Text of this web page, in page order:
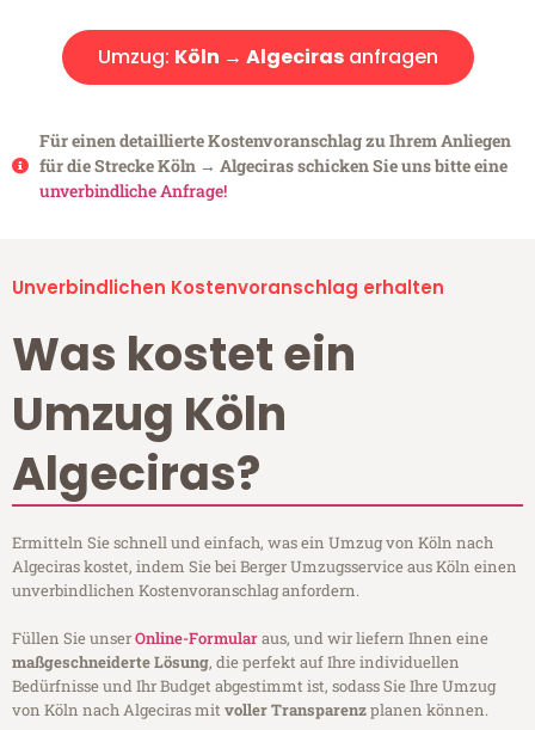
Umzug: Köln → Algecirasanfragen
Für einen detaillierte Kostenvoranschlag zu Ihrem Anliegen
für die Strecke Köln → Algeciras schicken Sie uns bitte eine
unverbindliche Anfrage!
Unverbindlichen Kostenvoranschlag erhalten
Was kostet ein
Umzug Köln
Algeciras?
Ermitteln Sie schnell und einfach, was ein Umzug von Köln nach
Algeciras kostet, indem Sie bei Berger Umzugsservice aus Köln einen
unverbindlichen Kostenvoranschlag anfordern.
Füllen Sie unserOnline-Formularaus, und wir liefern Ihnen eine
maßgeschneiderte Lösung, die perfekt auf Ihre individuellen
Bedürfnisse und Ihr Budget abgestimmt ist, sodass Sie Ihre Umzug
von Köln nach Algeciras mitvoller Transparenzplanen können.